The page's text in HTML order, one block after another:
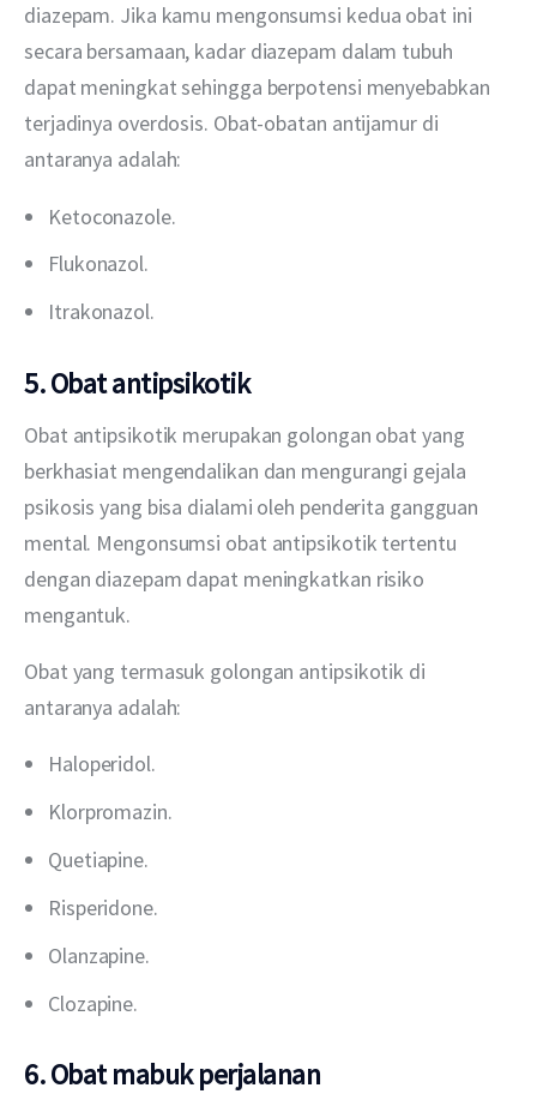
diazepam. Jika kamu mengonsumsi kedua obat ini
secara bersamaan, kadar diazepam dalam tubuh
dapat meningkat sehingga berpotensi menyebabkan
terjadinya overdosis. Obat-obatan antijamur di
antaranya adalah:
Ketoconazole.
Flukonazol.
Itrakonazol.
5. Obat antipsikotik
Obat antipsikotik merupakan golongan obat yang
berkhasiat mengendalikan dan mengurangi gejala
psikosis yang bisa dialami oleh penderita gangguan
mental. Mengonsumsi obat antipsikotik tertentu
dengan diazepam dapat meningkatkan risiko
mengantuk.
Obat yang termasuk golongan antipsikotik di
antaranya adalah:
Haloperidol.
Klorpromazin.
Quetiapine.
Risperidone.
Olanzapine.
Clozapine.
6. Obat mabuk perjalanan